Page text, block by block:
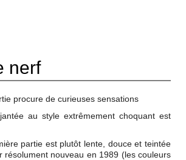
nerf
procure de curieuses sensations
au style extrêmement choquant est
partie est plutôt lente, douce et teintée
nouveau en 1989 (les couleurs